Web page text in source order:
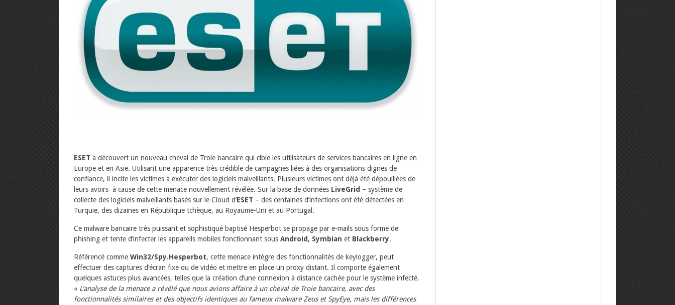
ESET a découvert un nouveau cheval de Troie bancaire qui cible les utilisateurs de services bancaires en ligne en
Europe et en Asie. Utilisant une apparence très crédible de campagnes liées à des organisations dignes de
confiance, il incite les victimes à exécuter des logiciels malveillants. Plusieurs victimes ont déjà été dépouillées de
leurs avoirs à cause de cette menace nouvellement révélée. Sur la base de données LiveGrid – système de
collecte des logiciels malveillants basés sur le Cloud d’ESET – des centaines d’infections ont été détectées en
Turquie, des dizaines en République tchèque, au Royaume-Uni et au Portugal.
Ce malware bancaire très puissant et sophistiqué baptisé Hesperbot se propage par e-mails sous forme de
phishing et tente d’infecter les appareils mobiles fonctionnant sous Android, Symbian et Blackberry.
Référencé comme Win32/Spy.Hesperbot, cette menace intègre des fonctionnalités de keylogger, peut
effectuer des captures d’écran fixe ou de vidéo et mettre en place un proxy distant. Il comporte également
quelques astuces plus avancées, telles que la création d’une connexion à distance cachée pour le système infecté.
« L’analyse de la menace a révélé que nous avions affaire à un cheval de Troie bancaire, avec des
fonctionnalités similaires et des objectifs identiques au fameux malware Zeus et SpyEye, mais les différences